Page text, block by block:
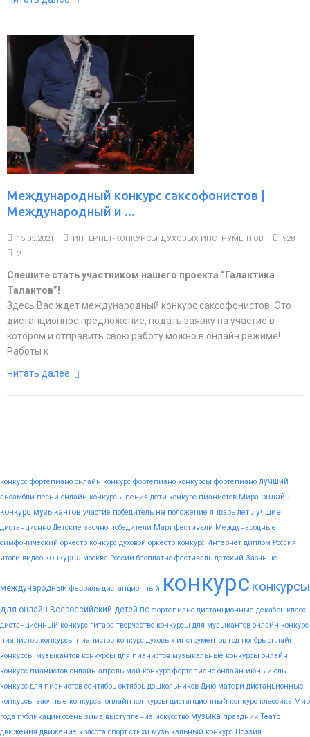
Международный конкурс саксофонистов |
Международный и ...
15.05.2021 ИНТЕРНЕТ-КОНКУРСЫ ДУХОВЫХ ИНСТРУМЕНТОВ
928
2
Спешите стать участником нашего проекта “Галактика
Талантов”!
Здесь Вас ждет международный конкурс саксофонистов. Это
дистанционное предложение, подать заявку на участие в
котором и отправить свою работу можно в онлайн режиме!
Работы к
Читать далее
конкурс фортепиано онлайн конкурс фортепиано конкурсы фортепиано лучший
ансамбли песни онлайн конкурсы пения дети конкурс пианистов Мира онлайн
конкурс музыкантов участие победитель на положение январь лет лучшие
дистанционно Детские заочно победители Март фестивали Международные
симфонический оркестр конкурс духовой оркестр конкурс Интернет диплом Россия
итоги видео конкурса москва России бесплатно фестиваль детский Заочные
международный февраль дистанционный конкурс конкурсы
для онлайн Всероссийский детей по фортепиано дистанционные декабрь класс
дистанционный конкурс гитара творчество конкурсы для музыкантов онлайн конкурс
пианистов конкурсы пианистов конкурс духовых инструментов год ноябрь онлайн
конкурсы музыкантов конкурсы для пианистов музыкальные конкурсы онлайн
конкурс пианистов онлайн апрель май конкурс фортепиано онлайн июнь июль
конкурс для пианистов сентябрь октябрь дошкольников Дню матери дистанционные
конкурсы заочные конкурсы онлайн конкурсы дистанционный конкурс классика Мир
года публикации осень зима выступление искусство музыка праздник Театр
движения движение красота спорт стихи музыкальный конкурс Поэзия